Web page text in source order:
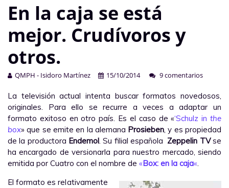
En la caja se está
mejor. Crudívoros y
otros.
QMPH - Isidoro Martínez 15/10/2014 9 comentarios
La televisión actual intenta buscar formatos novedosos,
originales. Para ello se recurre a veces a adaptar un
formato exitoso en otro país. Es el caso de «‘Schulz inthe
box» que se emite en la alemana Prosieben, y es propiedad
de la productora Endemol. Su filial española Zeppelin TVse
ha encargado de versionarla para nuestro mercado, siendo
emitida por Cuatro con el nombre de «Box: en la caja«.
El formato es relativamente